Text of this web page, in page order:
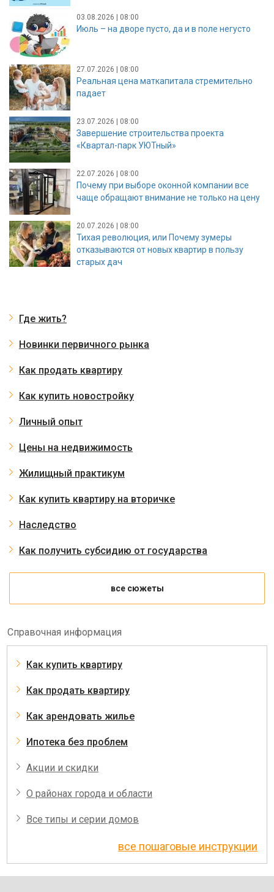
03.08.2026 | 08:00
Июль – на дворе пусто, да и в поле негусто
27.07.2026 | 08:00
Реальная цена маткапитала стремительно
падает
23.07.2026 | 08:00
Завершение строительства проекта
«Квартал-парк УЮТный»
22.07.2026 | 08:00
Почему при выборе оконной компании все
чаще обращают внимание не только на цену
20.07.2026 | 08:00
Тихая революция, или Почему зумеры
отказываются от новых квартир в пользу
старых дач
Где жить?
Новинки первичного рынка
Как продать квартиру
Как купить новостройку
Личный опыт
Цены на недвижимость
Жилищный практикум
Как купить квартиру на вторичке
Наследство
Как получить субсидию от государства
все сюжеты
Справочная информация
Как купить квартиру
Как продать квартиру
Как арендовать жилье
Ипотека без проблем
Акции и скидки
О районах города и области
Все типы и серии домов
все пошаговые инструкции